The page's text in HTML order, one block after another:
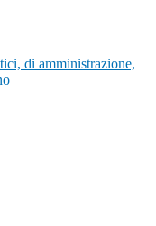
di amministrazione,